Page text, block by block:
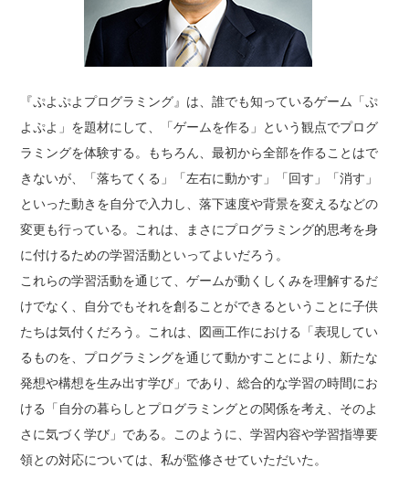
『ぷよぷよプログラミング』は、誰でも知っているゲーム「ぷ
よぷよ」を題材にして、「ゲームを作る」という観点でプログ
ラミングを体験する。もちろん、最初から全部を作ることはで
きないが、「落ちてくる」「左右に動かす」「回す」「消す」
といった動きを自分で入力し、落下速度や背景を変えるなどの
変更も行っている。これは、まさにプログラミング的思考を身
に付けるための学習活動といってよいだろう。
これらの学習活動を通じて、ゲームが動くしくみを理解するだ
けでなく、自分でもそれを創ることができるということに子供
たちは気付くだろう。これは、図画工作における「表現してい
るものを、プログラミングを通じて動かすことにより、新たな
発想や構想を生み出す学び」であり、総合的な学習の時間にお
ける「自分の暮らしとプログラミングとの関係を考え、そのよ
さに気づく学び」である。このように、学習内容や学習指導要
領との対応については、私が監修させていただいた。